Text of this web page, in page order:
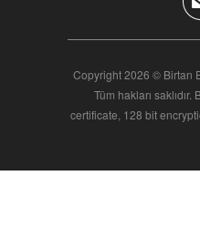
Copyright 2026 © Birtan
Tüm hakları
certificate, 128 bit